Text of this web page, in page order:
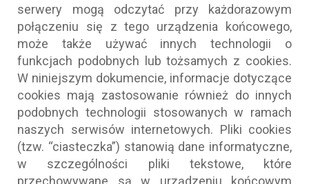
serwery mogą odczytać przy każdorazowym
połączeniu się z tego urządzenia końcowego,
może także używać innych technologii o
funkcjach podobnych lub tożsamych z cookies.
W niniejszym dokumencie, informacje dotyczące
cookies mają zastosowanie również do innych
podobnych technologii stosowanych w ramach
naszych serwisów internetowych. Pliki cookies
(tzw. “ciasteczka”) stanowią dane informatyczne,
w szczególności pliki tekstowe, które
przechowywane są w urządzeniu końcowym